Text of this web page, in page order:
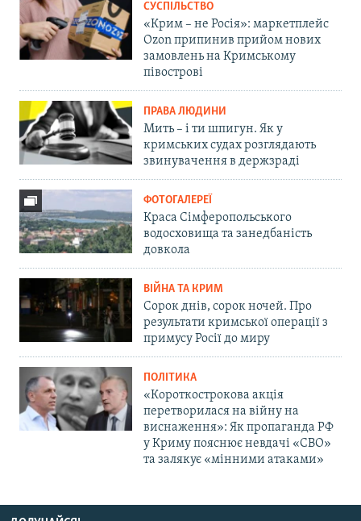
СУСПІЛЬСТВО
«Крим – не Росія»: маркетплейс
Ozon припинив прийом нових
замовлень на Кримському
півострові
ПРАВА ЛЮДИНИ
Мить – і ти шпигун. Як у
кримських судах розглядають
звинувачення в держзраді
ФОТОГАЛЕРЕЇ
Краса Сімферопольського
водосховища та занедбаність
довкола
ВІЙНА ТА КРИМ
Сорок днів, сорок ночей. Про
результати кримської операції з
примусу Росії до миру
ПОЛІТИКА
«Короткострокова акція
перетворилася на війну на
виснаження»: Як пропаганда РФ
у Криму пояснює невдачі «СВО»
та залякує «мінними атаками»